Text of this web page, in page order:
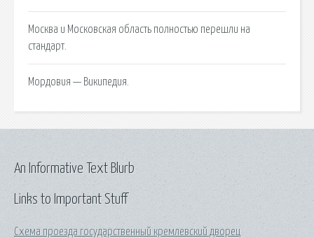
Москва и Московская область полностью перешли на
стандарт.
Мордовия — Википедия.
Links to Important Stuff
Схема проезда государственный кремлевский дворец
An Informative Text Blurb